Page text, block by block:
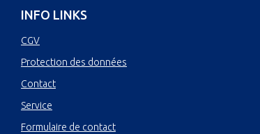
INFO LINKS
CGV
Protection des données
Contact
Service
Formulaire de contact